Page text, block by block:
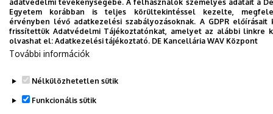
adatvédelmi tevékenységébe. A felhasználók személyes adatait a
Egyetem korábban is teljes körültekintéssel kezelte,
érvényben lévő adatkezelési szabályozásoknak. A GDPR előírásait
frissítettük Adatvédelmi Tájékoztatónkat, amelyet az alábbi linkre
olvashat el: Adatkezelési tájékoztató. DE Kancellária WAV Központ
További információk
Nélkülözhetetlen sütik
Funkcionális sütik